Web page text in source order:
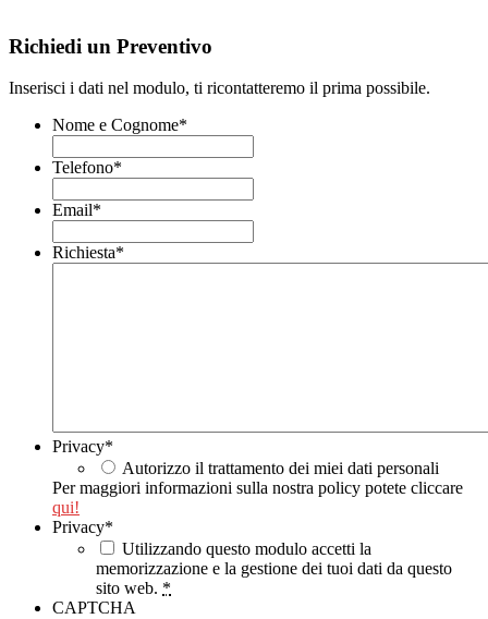
Richiedi un Preventivo
Inserisci i dati nel modulo, ti ricontatteremo il prima possibile.
Nome e Cognome*
Telefono*
Email*
Richiesta*
Privacy*
Autorizzo il trattamento dei miei dati personali
Per maggiori informazioni sulla nostra policy potete cliccare
qui!
Privacy*
Utilizzando questo modulo accetti la
memorizzazione e la gestione dei tuoi dati da questo
sito web. *
CAPTCHA